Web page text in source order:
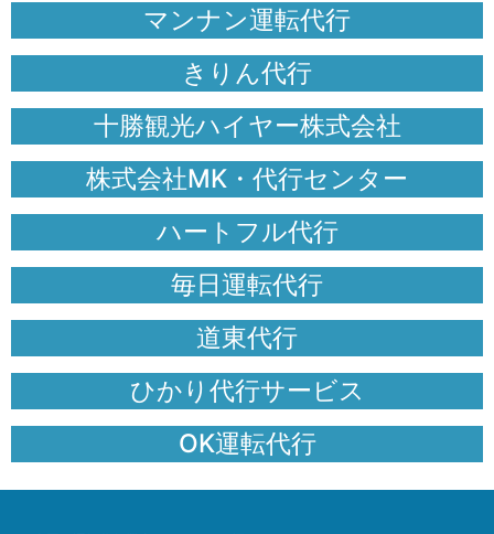
マンナン運転代行
きりん代行
十勝観光ハイヤー株式会社
株式会社MK・代行センター
ハートフル代行
毎日運転代行
道東代行
ひかり代行サービス
OK運転代行